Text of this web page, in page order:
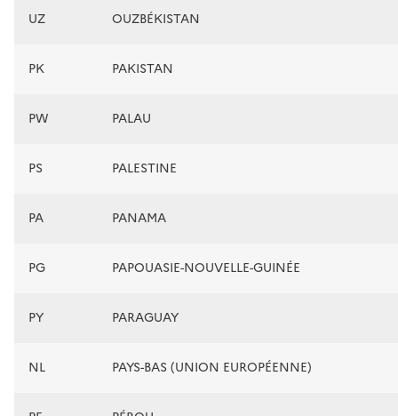
UZ OUZBÉKISTAN
PK PAKISTAN
PW PALAU
PS PALESTINE
PA PANAMA
PG PAPOUASIE-NOUVELLE-GUINÉE
PY PARAGUAY
NL PAYS-BAS (UNION EUROPÉENNE)